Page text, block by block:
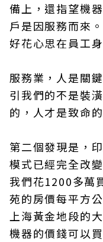
備上，還指望機
戶是因服務而來
好花心思在員工
服務業，人是關
引我們的不是裝
的，人才是致命
第二個發現是，
模式已經完全改
我們花1200多萬
苑的房價每平方
上海黃金地段的
機器的價錢可以